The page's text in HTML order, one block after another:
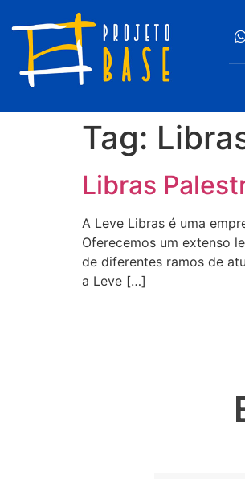
Tag:
Libras
A Leve Libras é uma
Oferecemos um extenso
de diferentes ramos de
a Leve […]